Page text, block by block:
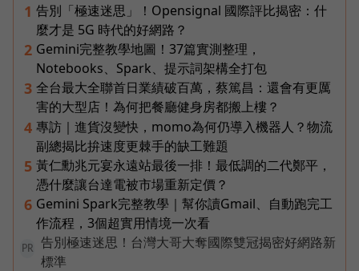
1 告別「極速迷思」！Opensignal 國際評比揭密：什
麼才是 5G 時代的好網路？
2 Gemini完整教學地圖！37篇實測整理，
Notebooks、Spark、提示詞架構全打包
3 全台最大全聯首日業績破百萬，蔡篤昌：還會有更厲
害的大型店！為何把餐廳健身房都搬上樓？
4 專訪｜進貨沒變快，momo為何仍導入機器人？物流
副總揭比拚速度更棘手的缺工難題
5 黃仁勳兆元宴永遠站最後一排！最低調的二代鄭平，
憑什麼讓台達電被市場重新定價？
6 Gemini Spark完整教學｜幫你讀Gmail、自動跑完工
作流程，3個超實用情境一次看
PR
告別極速迷思！台灣大哥大奪國際雙冠揭密好網路新
標準